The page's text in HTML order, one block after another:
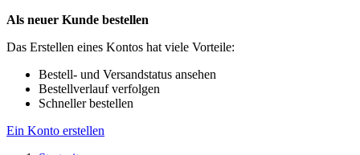
Als neuer Kunde bestellen
Das Erstellen eines Kontos hat viele Vorteile:
Bestell- und Versandstatus ansehen
Bestellverlauf verfolgen
Schneller bestellen
Ein Konto erstellen